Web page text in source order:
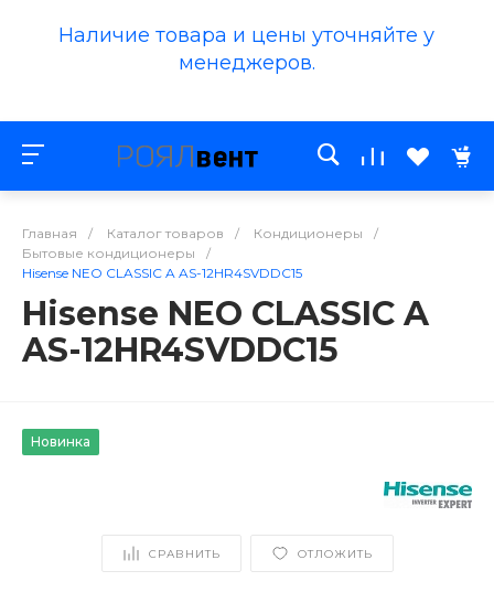
Наличие товара и цены уточняйте у
менеджеров.
Главная / Каталог товаров / Кондиционеры
/
Бытовые кондиционеры
/
Hisense NEO CLASSIC A AS-12HR4SVDDC15
Hisense NEO CLASSIC A
AS-12HR4SVDDC15
Новинка
СРАВНИТЬ ОТЛОЖИТЬ